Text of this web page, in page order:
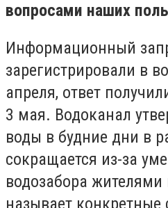
вопросами наших
Информационный
зарегистрировали в
апреля, ответ
3 мая. Водоканал
воды в будние дни в
сокращается из-за
водозабора жителями
называет конкретные